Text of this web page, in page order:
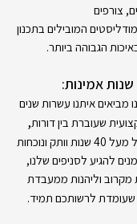
צורפים
המובילים בתכנון
הגבוהה ביותר.
מביאים איתנו עשרות שנים
שעוברת בין דורות,
האמינות שלנו נשענת על מעל 40 שנות וותק ונוכחות
להגיע לסניפים שלנו,
וליהנות ממעבדת
שעומדת לרשותכם תמיד.